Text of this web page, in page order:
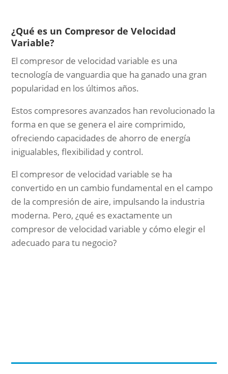
¿Qué es un Compresor de Velocidad
Variable?
El compresor de velocidad variable es una
tecnología de vanguardia que ha ganado una gran
popularidad en los últimos años.
Estos compresores avanzados han revolucionado la
forma en que se genera el aire comprimido,
ofreciendo capacidades de ahorro de energía
inigualables, flexibilidad y control.
El compresor de velocidad variable se ha
convertido en un cambio fundamental en el campo
de la compresión de aire, impulsando la industria
moderna. Pero, ¿qué es exactamente un
compresor de velocidad variable y cómo elegir el
adecuado para tu negocio?